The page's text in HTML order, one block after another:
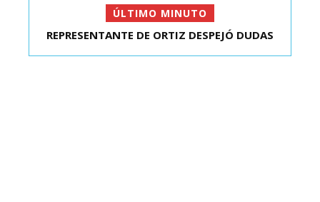
ÚLTIMO MINUTO
PRESIDENTE KAST ENCABEZA OPERATIVO